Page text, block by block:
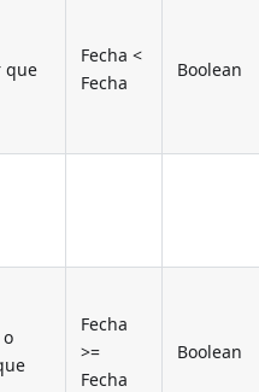
que
Fecha <
Fecha
Boolean
Fecha
>=
Fecha
Boolean